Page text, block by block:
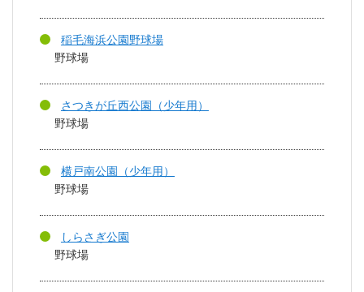
稲毛海浜公園野球場
野球場
さつきが丘西公園（少年用）
野球場
横戸南公園（少年用）
野球場
しらさぎ公園
野球場